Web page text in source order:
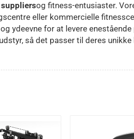
suppliersog fitness-entusiaster.
eller kommercielle
ydeevne for at levere
så det passer til deres unikke